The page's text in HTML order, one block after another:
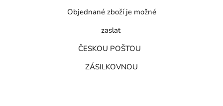
Objednané zboží je možné
zaslat
ČESKOU POŠTOU
ZÁSILKOVNOU